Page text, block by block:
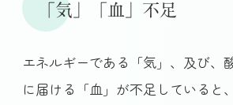
「気」「血」不足
エネルギーである「気」、及び、
に届ける「血」が不足していると